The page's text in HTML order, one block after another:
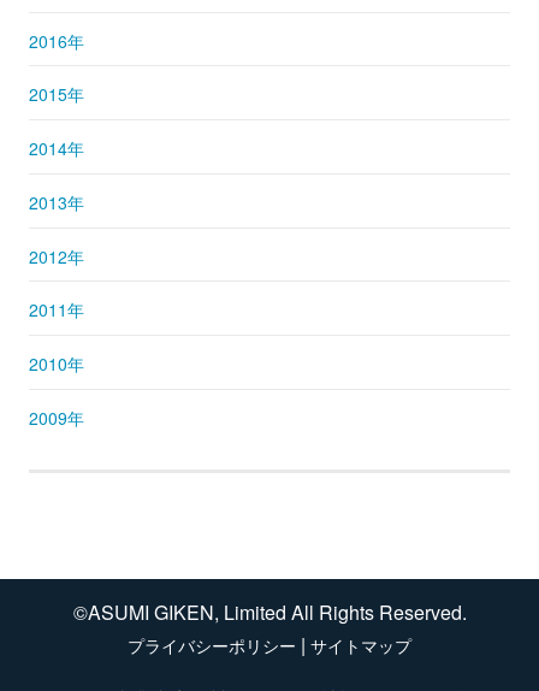
2016年
2015年
2014年
2013年
2012年
2011年
2010年
2009年
©ASUMI GIKEN, Limited All Rights Reserved.
プライバシーポリシー | サイトマップ